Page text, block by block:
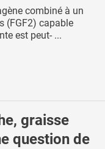
combiné à un
(FGF2) capable
est peut- ...
graisse
question de